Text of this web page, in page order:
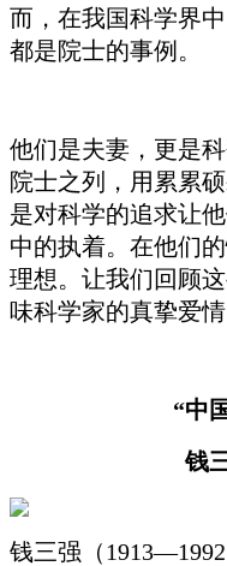
而，在我国科学界
都是院士的事例。
他们是夫妻，更是
院士之列，用累累
是对科学的追求让
中的执着。在他们
理想。让我们回顾
味科学家的真挚爱情
“中
钱
钱三强（